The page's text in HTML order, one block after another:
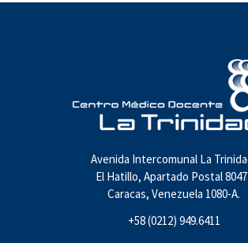
Avenida Intercomunal La
El Hatillo, Apartado Postal
Caracas, Venezuela 1080-A.
+58 (0212) 949.6411